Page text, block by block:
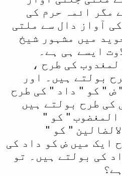
مگر ائمہ حرم کی
آواز دال سے ملتی
میں مشہور شیخ
ایسے ہی ہے۔
کی طرح ،
بولتے ہیں۔ اور
ض " کو " داد " کی طرح
کی طرح بولتے ہیں
" کو "
" کو "
ایک میں ض کو داد کی
کی بولتے ہیں۔ تو